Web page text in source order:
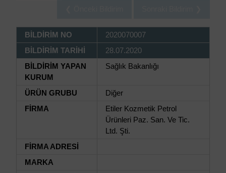
BİLDİRİM NO
2020070007
BİLDİRİM TARİHİ
28.07.2020
BİLDİRİM YAPAN
KURUM
Sağlık Bakanlığı
ÜRÜN GRUBU
Diğer
FİRMA
Etiler Kozmetik Petrol
Ürünleri Paz. San. Ve Tic.
Ltd. Şti.
FİRMA ADRESİ
MARKA